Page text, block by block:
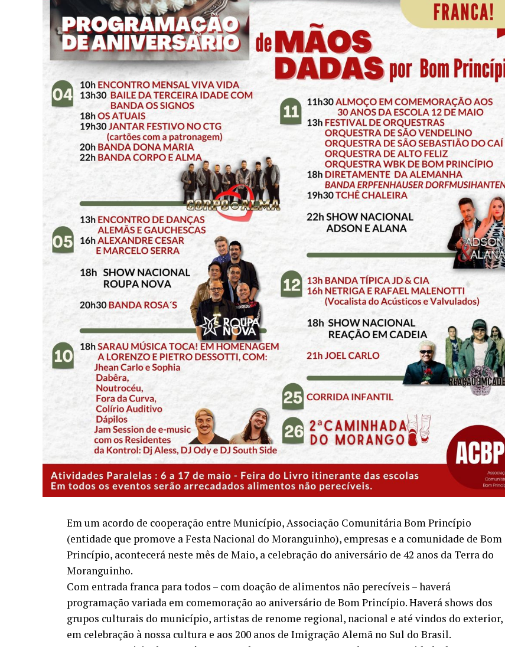
Em um acordo de cooperação entre Município, Associação Comunitária Bom Princípio
(entidade que promove a Festa Nacional do Moranguinho), empresas e a comunidade de Bom
Princípio, acontecerá neste mês de Maio, a celebração do aniversário de 42 anos da Terra do
Moranguinho.
Com entrada franca para todos – com doação de alimentos não perecíveis – haverá
programação variada em comemoração ao aniversário de Bom Princípio. Haverá shows dos
grupos culturais do município, artistas de renome regional, nacional e até vindos do exterior,
em celebração à nossa cultura e aos 200 anos de Imigração Alemã no Sul do Brasil.